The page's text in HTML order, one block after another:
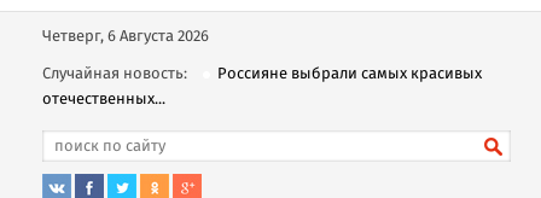
Четверг, 6 Августа 2026
Случайная новость:
Россияне выбрали самых красивых
отечественных...